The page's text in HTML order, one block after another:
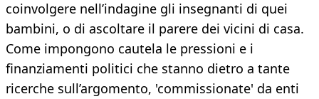
coinvolgere nell’indagine gli insegnanti di quei
bambini, o di ascoltare il parere dei vicini di casa.
Come impongono cautela le pressioni e i
finanziamenti politici che stanno dietro a tante
ricerche sull’argomento, 'commissionate' da enti